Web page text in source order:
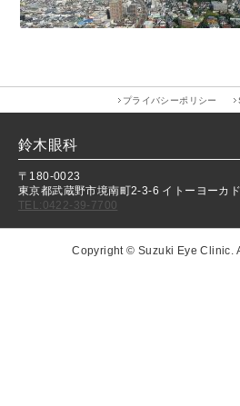
プライバシーポリシー
鈴木眼科
〒180-0023
東京都武蔵野市境南町2-3-6 イトーヨーカ
TEL:0422-39-7700
Copyright © Suzuki Eye Clinic.